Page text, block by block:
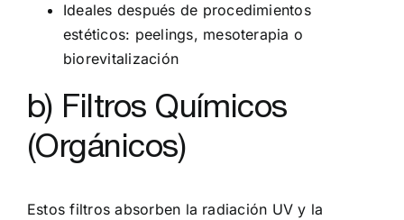
Ideales después de procedimientos
estéticos: peelings, mesoterapia o
biorevitalización
b) Filtros Químicos
(Orgánicos)
Estos filtros absorben la radiación UV y la